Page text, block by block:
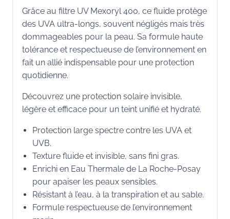
Grâce au filtre UV Mexoryl 400, ce fluide protège
des UVA ultra-longs, souvent négligés mais très
dommageables pour la peau. Sa formule haute
tolérance et respectueuse de l’environnement en
fait un allié indispensable pour une protection
quotidienne.
Découvrez une protection solaire invisible,
légère et efficace pour un teint unifié et hydraté.
Protection large spectre contre les UVA et
UVB.
Texture fluide et invisible, sans fini gras.
Enrichi en Eau Thermale de La Roche-Posay
pour apaiser les peaux sensibles.
Résistant à l’eau, à la transpiration et au sable.
Formule respectueuse de l’environnement